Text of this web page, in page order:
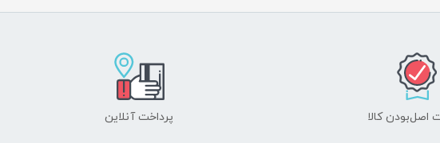
اصل‌بودن کالا پرداخت آنلاین